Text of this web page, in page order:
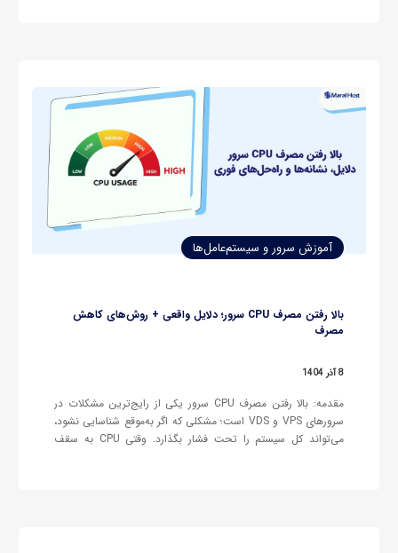
آموزش سرور و سیستم‌عامل‌ها
بالا رفتن مصرف CPU سرور؛ دلایل واقعی + روش‌های کاهش
مصرف
8 آذر 1404
مقدمه: بالا رفتن مصرف CPU سرور یکی از رایج‌ترین مشکلات در
سرورهای VPS و VDS است؛ مشکلی که اگر به‌موقع شناسایی نشود،
می‌تواند کل سیستم را تحت فشار بگذارد. وقتی CPU به سقف